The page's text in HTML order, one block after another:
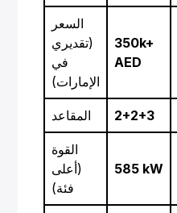
السعر
(تقديري
في
الإمارات)
350k+
AED
المقاعد 2+2+3
القوة
(أعلى
فئة)
585 kW